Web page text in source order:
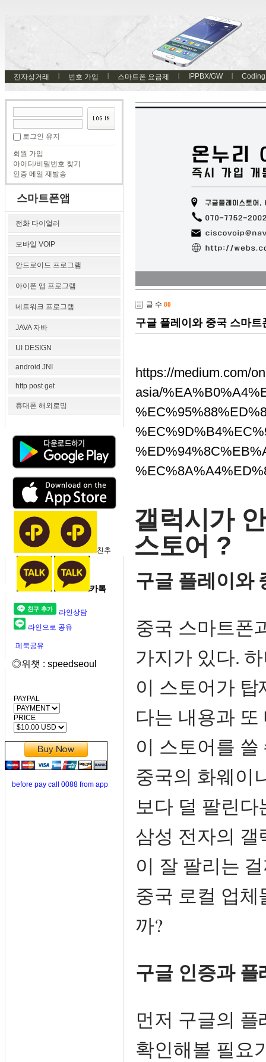
전자상거래 번호 가입 스마트폰 요금제 IPPBX/GW Coding
로그인 유지
회원 가입
아이디/비밀번호 찾기
인증 메일 재발송
스마트폰앱
전화 다이얼러
모바일 VOIP
안드로이드 프로그램
아이폰 앱 프로그램
네트워크 프로그램
JAVA 자바
UI DESIGN
android JNI
http post get
휴대폰 해외로밍
친추
카톡
라인상담
라인으로 공유
페북공유
◎위챗 : speedseoul
PAYPAL
PRICE
before pay call 0088 from app
글 수 80
구글 플레이와 중국 스마트
https://medium.com/
asia/
갤럭시가
스토어 ?
구글 플레이와
중국 스마트폰
가지가 있다.
이 스토어가
다는 내용과
이 스토어를
중국의 화웨이
보다 덜 팔린
삼성 전자의
이 잘 팔리는
중국 로컬 업
까?
구글 인증과
먼저 구글의
확인해볼 필요